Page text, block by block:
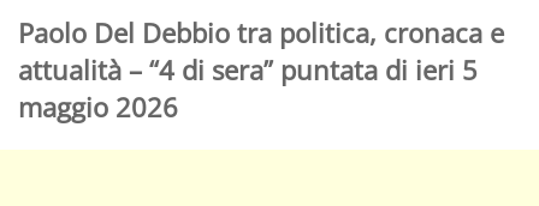
Paolo Del Debbio tra politica, cronaca e
attualità – “4 di sera” puntata di ieri 5
maggio 2026